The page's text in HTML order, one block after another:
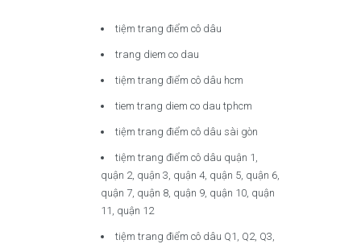
tiệm trang điểm cô dâu
trang diem co dau
tiệm trang điểm cô dâu hcm
tiem trang diem co dau tphcm
tiệm trang điểm cô dâu sài gòn
tiệm trang điểm cô dâu quận 1,
quận 2, quận 3, quận 4, quận 5, quận 6,
quận 7, quận 8, quận 9, quận 10, quận
11, quận 12
tiệm trang điểm cô dâu Q1, Q2, Q3,